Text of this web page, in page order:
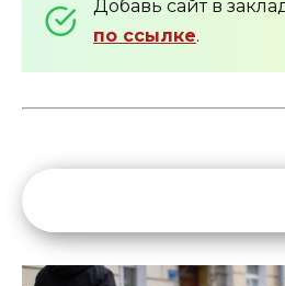
Добавь сайт в
по ссылке.